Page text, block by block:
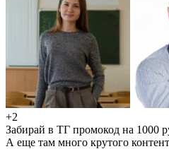
+2
Забирай в ТГ промокод на 1000
А еще там много крутого